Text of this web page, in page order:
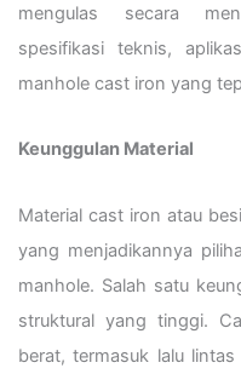
mengulas secara
spesifikasi teknis,
manhole cast iron yang
Keunggulan Material
Material cast iron atau
yang menjadikannya
manhole. Salah satu
struktural yang tinggi.
berat, termasuk lalu